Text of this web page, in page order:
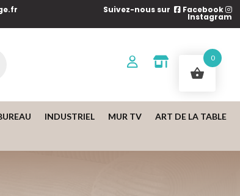
Suivez-nous sur Facebook
Instagram
INDUSTRIEL MUR TV
ART DE LA TABLE
0